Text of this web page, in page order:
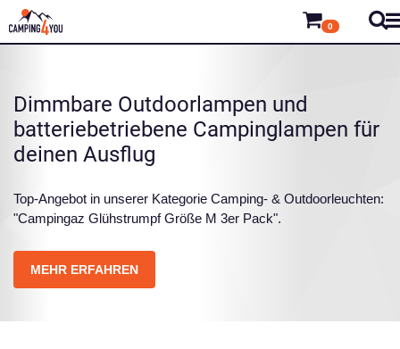
0
Dimmbare Outdoorlampen und
batteriebetriebene Campinglampen für
deinen Ausflug
Top-Angebot in unserer Kategorie Camping- & Outdoorleuchten:
"Campingaz Glühstrumpf Größe M 3er Pack".
MEHR ERFAHREN